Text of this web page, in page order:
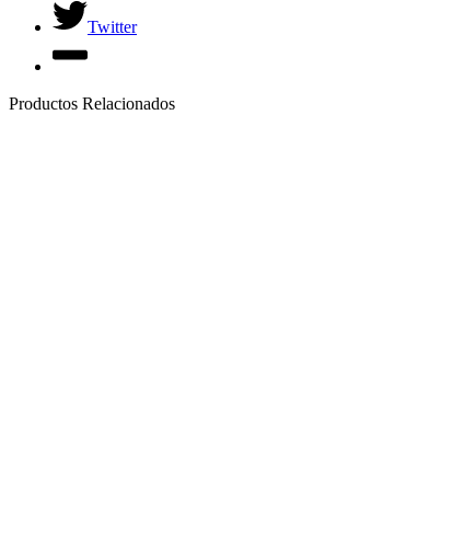
Twitter
Productos Relacionados